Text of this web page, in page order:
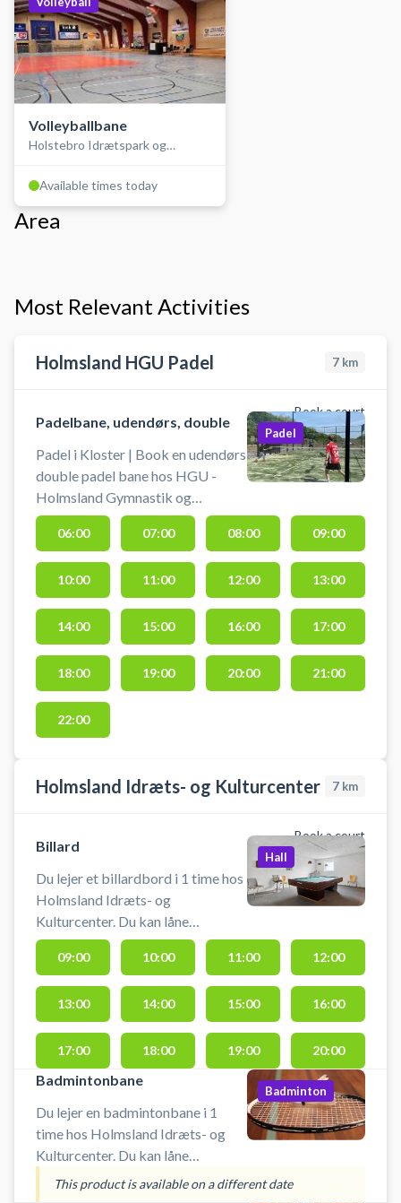
Volleyballbane
Holstebro Idrætspark og
Available times today
Area
Most Relevant Activities
Holmsland HGU Padel 7 km
Book a court
Padelbane, udendørs, double
Padel i Kloster | Book en udendørs
double padel bane hos HGU -
Holmsland Gymnastik og
Ungdomsforening i Ringkøbing.
Spil padel i Kloster beliggende på
Bandsbyvej 2, 6950 Ringkøbing -
nær Søndervig Strand ved
parkering ved padelbanen, hvis du
er i bil fra nabobyer som
Ringkøbing og Søndervig.
Booking af padelbanen er inklusiv
bat og bolde.
Padel
06:00 07:00 08:00 09:00
10:00 11:00 12:00 13:00
14:00 15:00 16:00 17:00
18:00 19:00 20:00 21:00
22:00
Holmsland Idræts- og Kulturcenter 7 km
Book a court
Billard
Du lejer et billardbord i 1 time hos
Holmsland Idræts- og
Kulturcenter. Du kan låne
badmintonketcher og bolde. Du
kan leje en eller flerebaner, der er 5
badmintonbaner ialt. Für deutsche
Besucher: Bu
Hall
09:00 10:00 11:00 12:00
13:00 14:00 15:00 16:00
17:00 18:00 19:00 20:00
Badmintonbane
Du lejer en badmintonbane i 1
time hos Holmsland Idræts- og
Kulturcenter. Du kan låne
badmintonketcher og bolde. Du
Badminton
This product is available on a different date